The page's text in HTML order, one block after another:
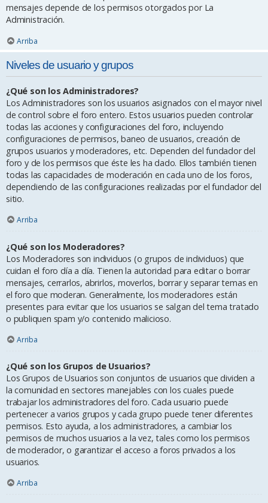
mensajes depende de los permisos otorgados por La
Administración.
Arriba
Niveles de usuario y grupos
¿Qué son los Administradores?
Los Administradores son los usuarios asignados con el mayor nivel
de control sobre el foro entero. Estos usuarios pueden controlar
todas las acciones y configuraciones del foro, incluyendo
configuraciones de permisos, baneo de usuarios, creación de
grupos usuarios y moderadores, etc. Dependen del fundador del
foro y de los permisos que éste les ha dado. Ellos también tienen
todas las capacidades de moderación en cada uno de los foros,
dependiendo de las configuraciones realizadas por el fundador del
sitio.
Arriba
¿Qué son los Moderadores?
Los Moderadores son individuos (o grupos de individuos) que
cuidan el foro día a día. Tienen la autoridad para editar o borrar
mensajes, cerrarlos, abrirlos, moverlos, borrar y separar temas en
el foro que moderan. Generalmente, los moderadores están
presentes para evitar que los usuarios se salgan del tema tratado
o publiquen spam y/o contenido malicioso.
Arriba
¿Qué son los Grupos de Usuarios?
Los Grupos de Usuarios son conjuntos de usuarios que dividen a
la comunidad en sectores manejables con los cuales puede
trabajar los administradores del foro. Cada usuario puede
pertenecer a varios grupos y cada grupo puede tener diferentes
permisos. Esto ayuda, a los administradores, a cambiar los
permisos de muchos usuarios a la vez, tales como los permisos
de moderador, o garantizar el acceso a foros privados a los
usuarios.
Arriba